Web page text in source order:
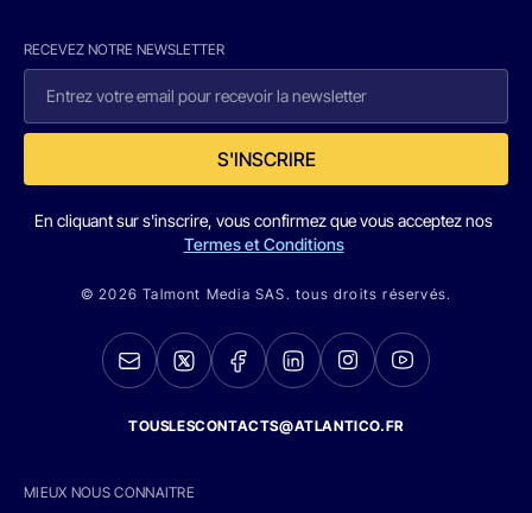
RECEVEZ NOTRE NEWSLETTER
S'INSCRIRE
En cliquant sur s'inscrire, vous confirmez que vous acceptez nos
Termes et Conditions
© 2026 Talmont Media SAS. tous droits réservés.
TOUSLESCONTACTS@ATLANTICO.FR
MIEUX NOUS CONNAITRE